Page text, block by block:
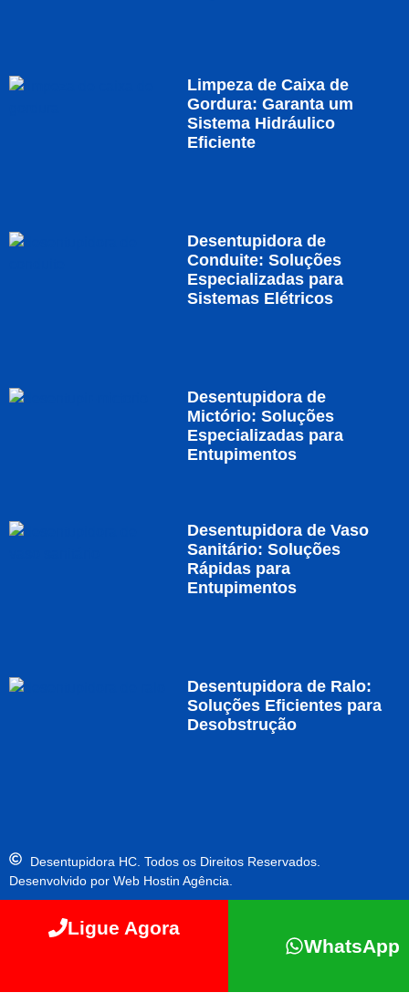
Limpeza de Caixa de
Gordura: Garanta um
Sistema Hidráulico
Eficiente
Desentupidora de
Conduite: Soluções
Especializadas para
Sistemas Elétricos
Desentupidora de
Mictório: Soluções
Especializadas para
Entupimentos
Desentupidora de Vaso
Sanitário: Soluções
Rápidas para
Entupimentos
Desentupidora de Ralo:
Soluções Eficientes para
Desobstrução
Desentupidora HC. Todos os Direitos Reservados.
Desenvolvido por Web Hostin Agência.
Ligue Agora
WhatsApp